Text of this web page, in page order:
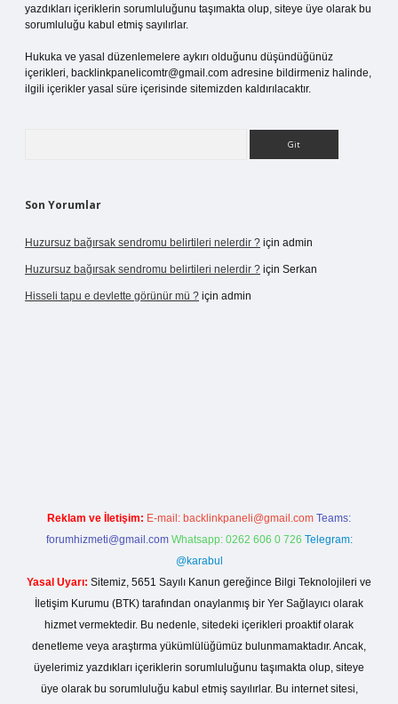
yazdıkları içeriklerin sorumluluğunu taşımakta olup, siteye üye olarak bu
sorumluluğu kabul etmiş sayılırlar.
Hukuka ve yasal düzenlemelere aykırı olduğunu düşündüğünüz
içerikleri, backlinkpanelicomtr@gmail.com adresine bildirmeniz halinde,
ilgili içerikler yasal süre içerisinde sitemizden kaldırılacaktır.
Son Yorumlar
Huzursuz bağırsak sendromu belirtileri nelerdir ? için admin
Huzursuz bağırsak sendromu belirtileri nelerdir ? için Serkan
Hisseli tapu e devlette görünür mü ? için admin
Reklam ve İletişim: E-mail: backlinkpaneli@gmail.com Teams:
forumhizmeti@gmail.com Whatsapp: 0262 606 0 726 Telegram:
@karabul
Yasal Uyarı: Sitemiz, 5651 Sayılı Kanun gereğince Bilgi Teknolojileri ve
İletişim Kurumu (BTK) tarafından onaylanmış bir Yer Sağlayıcı olarak
hizmet vermektedir. Bu nedenle, sitedeki içerikleri proaktif olarak
denetleme veya araştırma yükümlülüğümüz bulunmamaktadır. Ancak,
üyelerimiz yazdıkları içeriklerin sorumluluğunu taşımakta olup, siteye
üye olarak bu sorumluluğu kabul etmiş sayılırlar. Bu internet sitesi,